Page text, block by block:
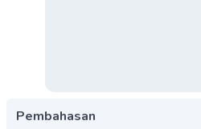
Pembahasan